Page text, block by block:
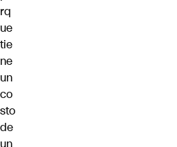
rq
ue
tie
ne
un
co
sto
de
un